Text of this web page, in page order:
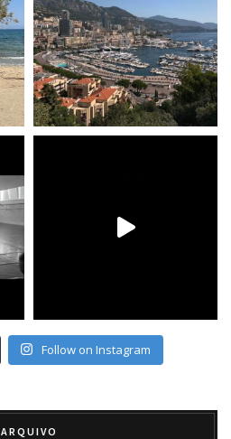
Follow on Instagram
ARQUIVO